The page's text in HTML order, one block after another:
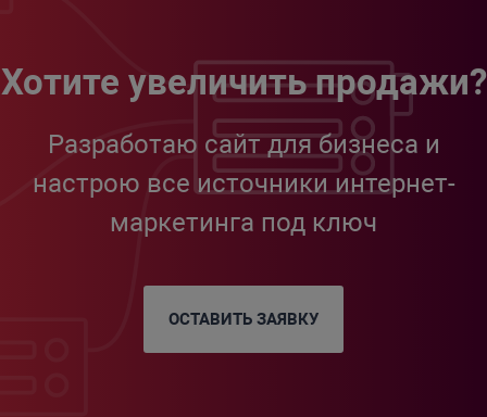
Хотите увеличить продажи?
Разработаю сайт для бизнеса и
настрою все источники интернет-
маркетинга под ключ
ОСТАВИТЬ ЗАЯВКУ